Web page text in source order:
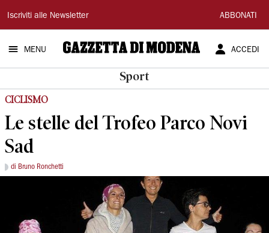
Gazzetta
di
Modena
Iscriviti alle Newsletter ABBONATI
MENU ACCEDI
Sport
CICLISMO
Le stelle del Trofeo Parco Novi
Sad
di Bruno Ronchetti